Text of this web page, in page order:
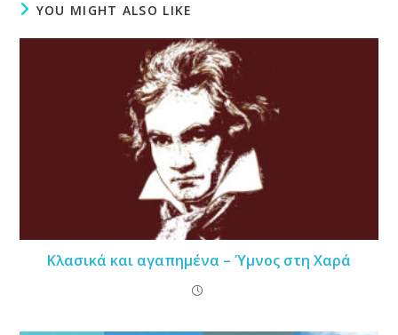
YOU MIGHT ALSO LIKE
Κλασικά και αγαπημένα – Ύμνος στη Χαρά